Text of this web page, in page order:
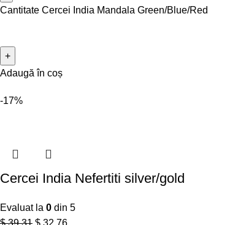
Cantitate Cercei India Mandala Green/Blue/Red
Adaugă în coș
-17%
Cercei India Nefertiti silver/gold
Evaluat la 0 din 5
$39.31 $ 32.76